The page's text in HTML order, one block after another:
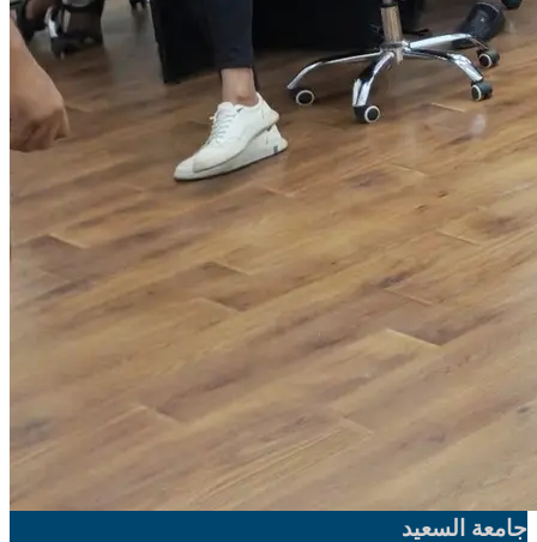
جامعة السعيد